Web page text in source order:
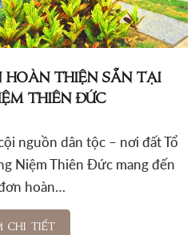
THIỆN SẴN TẠI
THIÊN ĐỨC
nguồn dân tộc – nơi đất Tổ
Niệm Thiên Đức mang đến
hoàn…
chi tiết